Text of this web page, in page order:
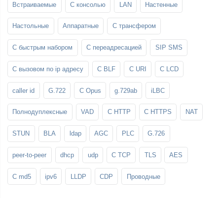
Встраиваемые С консолью LAN Настенные
Настольные Аппаратные С трансфером
С быстрым набором С переадресацией SIP SMS
С вызовом по ip адресу С BLF С URI С LCD
caller id G.722 С Opus g.729ab iLBC
Полнодуплексные VAD С HTTP С HTTPS NAT
STUN BLA ldap AGC PLC G.726
peer-to-peer dhcp udp С TCP TLS AES
С md5 ipv6 LLDP CDP Проводные